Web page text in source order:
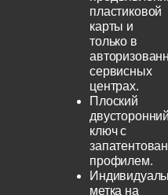
пластиковой
карты и
только в
сервисных
центрах.
Плоский
ключ с
профилем.
метка на